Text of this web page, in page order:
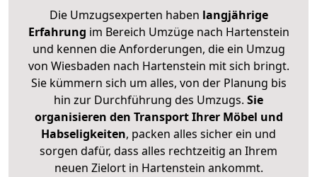
Die Umzugsexperten haben langjährige
Erfahrung im Bereich Umzüge nach Hartenstein
und kennen die Anforderungen, die ein Umzug
von Wiesbaden nach Hartenstein mit sich bringt.
Sie kümmern sich um alles, von der Planung bis
hin zur Durchführung des Umzugs. Sie
organisieren den Transport Ihrer Möbel und
Habseligkeiten, packen alles sicher ein und
sorgen dafür, dass alles rechtzeitig an Ihrem
neuen Zielort in Hartenstein ankommt.